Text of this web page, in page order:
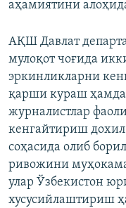
аҳамиятини
АҚШ Давлат
мулоқот чоғида
эркинликларни
қарши кураш
журналистлар
кенгайтириш
соҳасида олиб
ривожини
улар Ўзбекистон
хусусийлаштириш